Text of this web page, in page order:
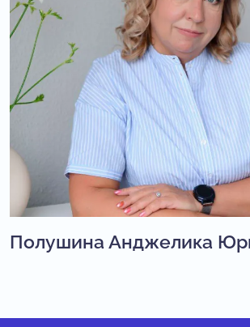
Полушина Анджелика